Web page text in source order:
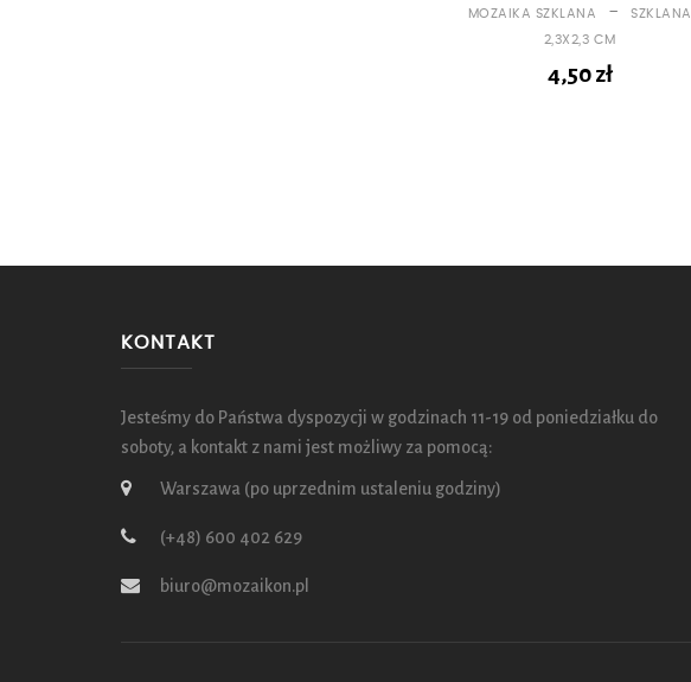
MOZAIKA SZKLANA -
SZKLANA
2,3X2,3 CM
4,50zł
KONTAKT
Jesteśmy do Państwa dyspozycji w godzinach 11-19 od poniedziałku do
soboty, a kontakt z nami jest możliwy za pomocą:
Warszawa (po uprzednim ustaleniu godziny)
(+48) 600 402 629
biuro@mozaikon.pl